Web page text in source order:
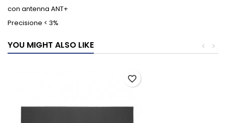
con antenna ANT+
Precisione < 3%
YOU MIGHT ALSO LIKE >
<
favorite_border